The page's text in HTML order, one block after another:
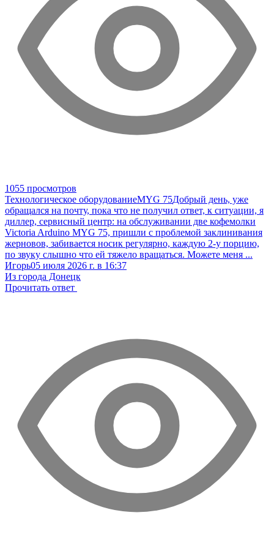
1055 просмотров
Технологическое оборудованиеMYG 75Добрый день, уже
обращался на почту, пока что не получил ответ, к ситуации, я
диллер, сервисный центр: на обслуживании две кофемолки
Victoria Arduino MYG 75, пришли с проблемой заклинивания
жерновов, забивается носик регулярно, каждую 2-у порцию,
по звуку слышно что ей тяжело вращаться. Можете меня ...
Игорь05 июля 2026 г. в 16:37
Из города Донецк
Прочитать ответ